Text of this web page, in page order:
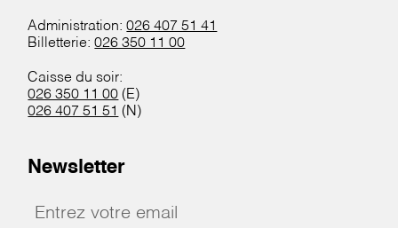
Administration:026 407 51 41
Billetterie:026 350 11 00
Caisse du soir:
026 350 11 00 (E)
026 407 51 51 (N)
Newsletter